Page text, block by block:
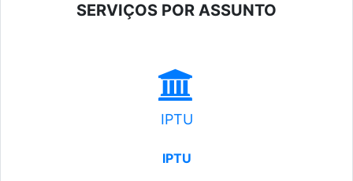
SERVIÇOS POR ASSUNTO
IPTU
IPTU